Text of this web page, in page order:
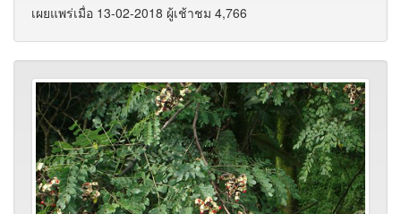
เผยแพร่เมื่อ 13-02-2018 ผู้เช้าชม 4,766